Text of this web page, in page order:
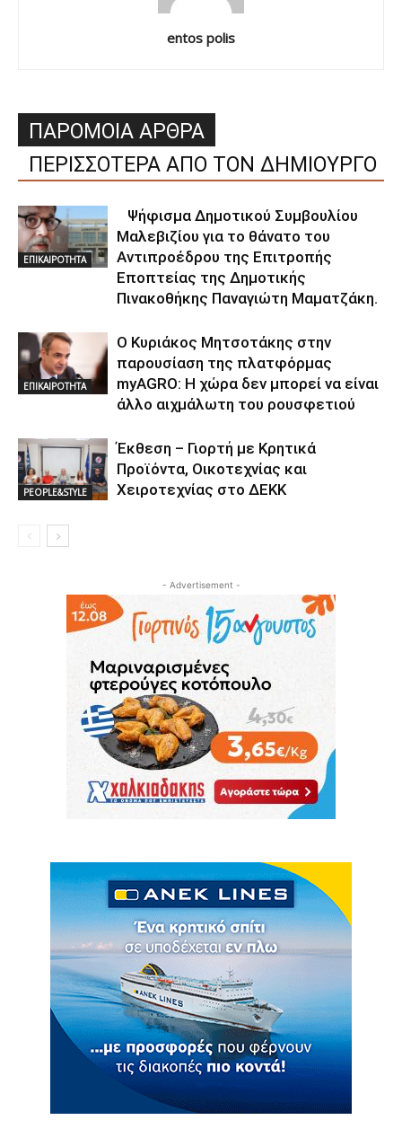
entos polis
ΠΑΡΟΜΟΙΑ ΑΡΘΡΑ
ΠΕΡΙΣΣΟΤΕΡΑ ΑΠΟ ΤΟΝ ΔΗΜΙΟΥΡΓΟ
ΕΠΙΚΑΙΡΟΤΗΤΑ
Ψήφισμα Δημοτικού Συμβουλίου
Μαλεβιζίου για το θάνατο του
Αντιπροέδρου της Επιτροπής
Εποπτείας της Δημοτικής
Πινακοθήκης Παναγιώτη Μαματζάκη.
ΕΠΙΚΑΙΡΟΤΗΤΑ
Ο Κυριάκος Μητσοτάκης στην
παρουσίαση της πλατφόρμας
myAGRO: Η χώρα δεν μπορεί να είναι
άλλο αιχμάλωτη του ρουσφετιού
PEOPLE&STYLE
Έκθεση – Γιορτή με Κρητικά
Προϊόντα, Οικοτεχνίας και
Χειροτεχνίας στο ΔΕΚΚ
- Advertisement -